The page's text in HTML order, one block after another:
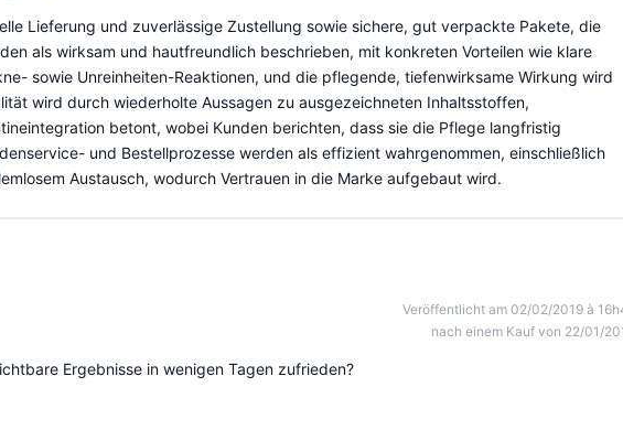
Lieferung und zuverlässige Zustellung sowie sichere, gut verpackte Pakete, die
als wirksam und hautfreundlich beschrieben, mit konkreten Vorteilen wie klare
sowie Unreinheiten-Reaktionen, und die pflegende, tiefenwirksame Wirkung wird
wird durch wiederholte Aussagen zu ausgezeichneten Inhaltsstoffen,
betont, wobei Kunden berichten, dass sie die Pflege langfristig
und Bestellprozesse werden als effizient wahrgenommen, einschließlich
Austausch, wodurch Vertrauen in die Marke aufgebaut wird.
Veröffentlicht am 02/02/2019 à
nach einem Kauf von 22/01/
Ergebnisse in wenigen Tagen zufrieden?